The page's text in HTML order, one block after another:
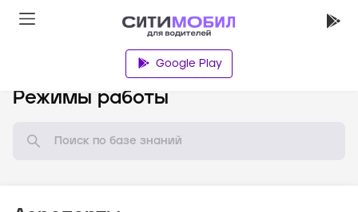
Google Play
Режимы работы